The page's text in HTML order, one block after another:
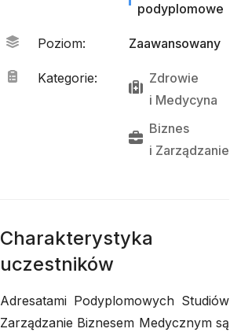
podyplomowe
Poziom: Zaawansowany
Kategorie:
Zdrowie
i Medycyna
Biznes
i Zarządzanie
Charakterystyka
uczestników
Adresatami Podyplomowych Studiów
Zarządzanie Biznesem Medycznym są